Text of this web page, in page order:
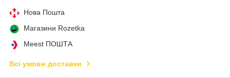
Нова Пошта
Магазини Rozetka
Meest ПОШТА
Всі умови доставки